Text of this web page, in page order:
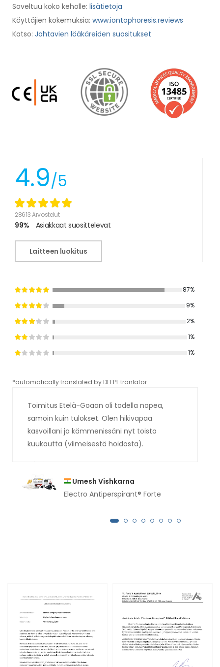
Soveltuu koko keholle: lisätietoja
Käyttäjien kokemuksia: www.iontophoresis.reviews
Katso: Johtavien lääkäreiden suositukset
4.9/5
28613 Arvostelut
99% Asiakkaat suosittelevat
Laitteen luokitus
87%
9%
2%
1%
1%
*automatically translated by DEEPL tranlator
Toimitus Etelä-Goaan oli todella nopea,
samoin kuin tulokset. Olen hikivapaa
kasvoillani ja kämmenissäni nyt toista
kuukautta (viimeisestä hoidosta).
Umesh Vishkarna
Electro Antiperspirant® Forte